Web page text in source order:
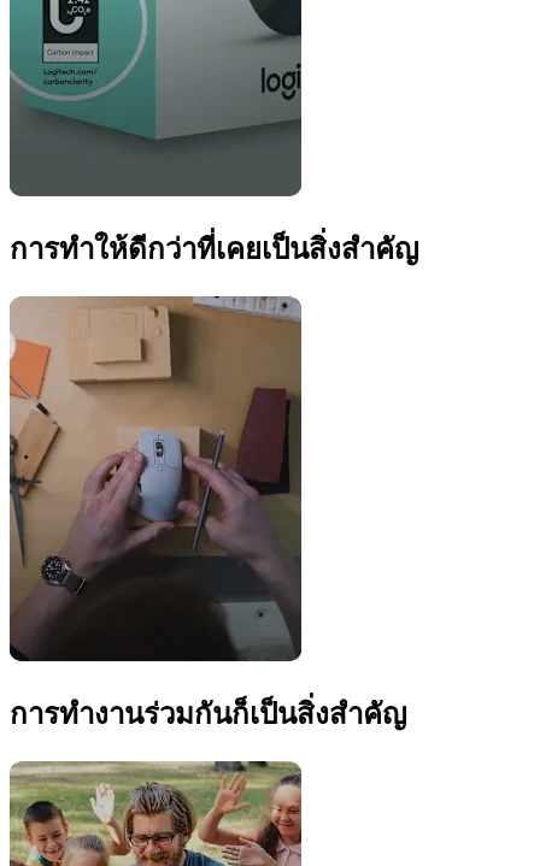
การทำให้ดีกว่าที่เคยเป็นสิ่งสำคัญ
การทำงานร่วมกันก็เป็นสิ่งสำคัญ